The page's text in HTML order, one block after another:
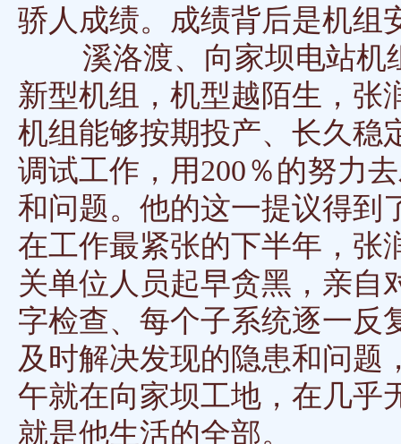
骄人成绩。成绩背后是机组
溪洛渡、向家坝电站机
新型机组，机型越陌生，张
机组能够按期投产、长久稳
调试工作，用200％的努力
和问题。他的这一提议得到
在工作最紧张的下半年，张
关单位人员起早贪黑，亲自
字检查、每个子系统逐一反
及时解决发现的隐患和问题
午就在向家坝工地，在几乎
就是他生活的全部。